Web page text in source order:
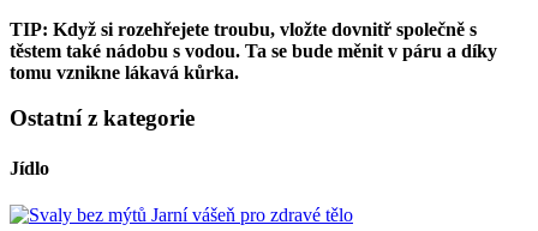
TIP: Když si rozehřejete troubu, vložte dovnitř společně s
těstem také nádobu s vodou. Ta se bude měnit v páru a díky
tomu vznikne lákavá kůrka.
Ostatní z kategorie
Jídlo
Jarní vášeň pro zdravé tělo